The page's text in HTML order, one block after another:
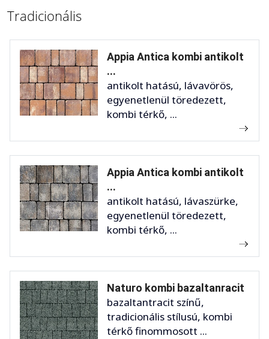
Tradicionális
Appia Antica kombi antikolt
...
antikolt hatású, lávavörös,
egyenetlenül töredezett,
kombi térkő, ...
Appia Antica kombi antikolt
...
antikolt hatású, lávaszürke,
egyenetlenül töredezett,
kombi térkő, ...
Naturo kombi bazaltanracit
bazaltantracit színű,
tradicionális stílusú, kombi
térkő finommosott ...